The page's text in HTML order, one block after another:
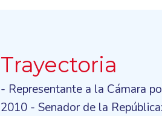
Trayectoria
- Representante a la Cámara
2010 - Senador de la